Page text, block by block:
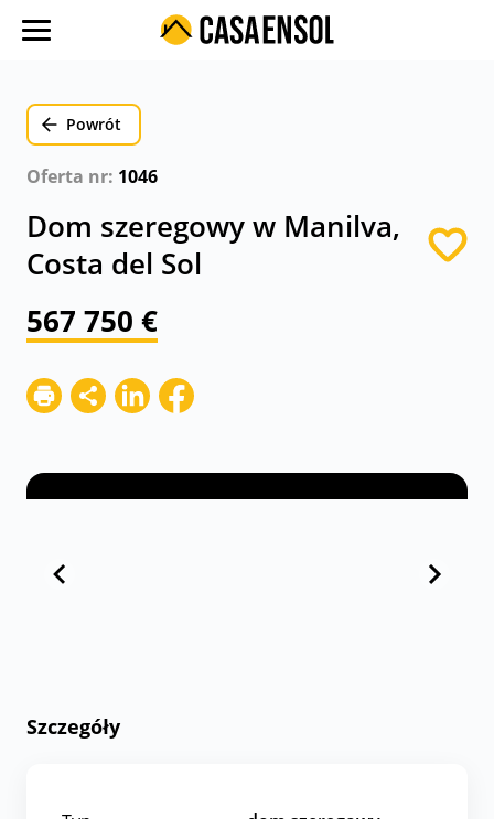
Oferty w regionach
Ulubione oferty
Koszty
Kontakt
Powrót
Oferta nr: 1046
Dom szeregowy w Manilva,
Costa del Sol
567 750 €
Szczegóły